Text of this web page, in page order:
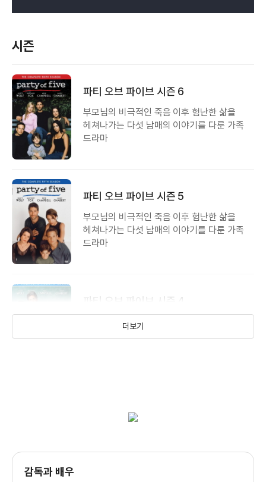
시즌
파티 오브 파이브 시즌 6
부모님의 비극적인 죽음 이후 험난한 삶을
헤쳐나가는 다섯 남매의 이야기를 다룬 가족
드라마
파티 오브 파이브 시즌 5
부모님의 비극적인 죽음 이후 험난한 삶을
헤쳐나가는 다섯 남매의 이야기를 다룬 가족
드라마
파티 오브 파이브 시즌 4
부모님의 비극적인 죽음 이후 험난한 삶을
드라마
더보기
감독과 배우